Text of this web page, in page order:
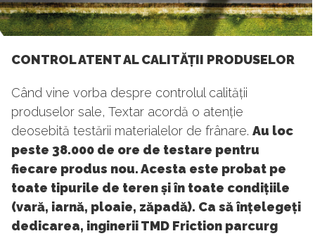
CONTROL ATENT AL CALITĂȚII PRODUSELOR
Când vine vorba despre controlul calității
produselor sale, Textar acordă o atenție
deosebită testării materialelor de frânare. Au loc
peste 38.000 de ore de testare pentru
fiecare produs nou. Acesta este probat pe
toate tipurile de teren și în toate condițiile
(vară, iarnă, ploaie, zăpadă). Ca să înțelegeți
dedicarea, inginerii TMD Friction parcurg